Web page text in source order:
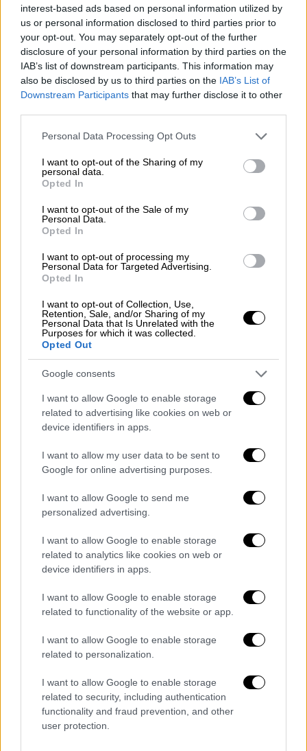
interest-based ads based on personal information utilized by
us or personal information disclosed to third parties prior to
your opt-out. You may separately opt-out of the further
disclosure of your personal information by third parties on the
IAB’s list of downstream participants. This information may
also be disclosed by us to third parties on the IAB’s List of
Downstream Participants that may further disclose it to other
Please note that this website/app uses one or more Google
not limited to your visit or usage behaviour. You may click to
grant or deny consent to Google and its third-party tags to
use your data for below specified purposes in below Google
consent section.
Personal Data Processing Opt Outs
I want to opt-out of the Sharing of my
personal data.
Opted In
I want to opt-out of the Sale of my
Personal Data.
Opted In
I want to opt-out of processing my
Personal Data for Targeted Advertising.
Opted In
I want to opt-out of Collection, Use,
Retention, Sale, and/or Sharing of my
Personal Data that Is Unrelated with the
Purposes for which it was collected.
Opted Out
Google consents
I want to allow Google to enable storage
related to advertising like cookies on web or
device identifiers in apps.
I want to allow my user data to be sent to
Google for online advertising purposes.
I want to allow Google to send me
personalized advertising.
I want to allow Google to enable storage
related to analytics like cookies on web or
device identifiers in apps.
I want to allow Google to enable storage
related to functionality of the website or app.
I want to allow Google to enable storage
related to personalization.
I want to allow Google to enable storage
related to security, including authentication
functionality and fraud prevention, and other
user protection.
Μουσική|04.11.2019 17:34
Μπράιαν Άνταμς στο Έθνος: Η
συνεργασία με την Τζένιφερ Λόπεζ
ήταν ονειρεμένη
Η εντυπωσιακή καριέρα του
Η καριέρα του περιλαμβάνειένα Grammy,
πολλά American Music Awards, τρεις
Χρυσή Σφαίρα, ενώ το πιο πρόσφατο album
του, «Roll With The Punches», είναι υποψήφιο
για Βραβείο JUNO 2026 στην κατηγορία Rock
Album of the Year.
δισκογραφική Bad Records,συνεχίζει να
δημιουργεί και να κυκλοφορεί ανεξάρτητα
τα άλμπουμ του
τραγούδια μαζί με κλασικές επιτυχίες όπως
και «(Everything I Do) I Do It For You».
Η περιοδεία «Roll With The Punches»
ξεκίνησε τον Ιανουάριο του 2025 και
αποτελεί την τελευταία στάση για το 2026,
υπόσχοντας ένα ακαταμάχητο setlist και
εκρηκτική σκηνική ενέργεια .
Η προπώληση εισιτηρίωνξεκινά στις 6
Μαρτίου.